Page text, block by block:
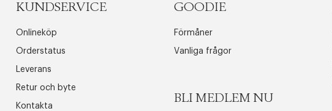
KUNDSERVICE
Onlineköp
Orderstatus
Leverans
Retur och byte
Kontakta
GOODIE
Förmåner
Vanliga frågor
BLI MEDLEM NU